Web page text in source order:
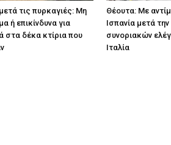
τις πυρκαγιές: Μη
ή επικίνδυνα για
στα δέκα κτίρια που
Θέουτα: Με
Ισπανία μετά
συνοριακών
Ιταλία